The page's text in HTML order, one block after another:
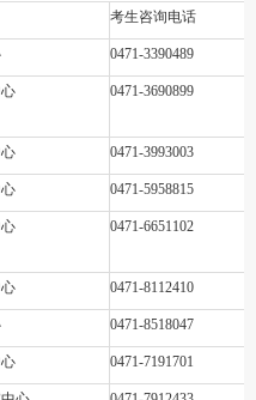
考生咨询电话
0471-3390489
0471-3690899
0471-3993003
0471-5958815
0471-6651102
0471-8112410
0471-8518047
0471-7191701